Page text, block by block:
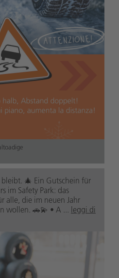
🎄 Ein Gutschein für
im Safety Park: das
alle, die im neuen Jahr
wollen. 🚗💫 • A ... leggi di